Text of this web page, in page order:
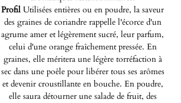
Profil Utilisées entières ou en poudre, la saveur
des graines de coriandre rappelle l'écorce d'un
agrume amer et légèrement sucré, leur parfum,
celui d'une orange fraîchement pressée. En
graines, elle méritera une légère torréfaction à
sec dans une poêle pour libérer tous ses arômes
et devenir croustillante en bouche. En poudre,
elle saura détourner une salade de fruit, des